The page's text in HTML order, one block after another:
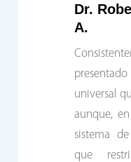
Dr.
A.
universal
aunque,
sistema
que